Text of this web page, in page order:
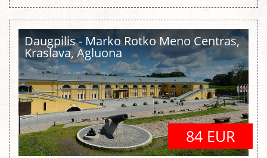
Daugpilis - Marko Rotko Meno Centras,
Kraslava, Agluona
84 EUR